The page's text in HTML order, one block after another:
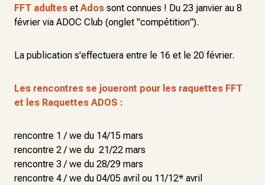
FFT adultes et Ados sont connues ! Du 23 janvier au 8
février via ADOC Club (onglet "compétition").
La publication s'effectuera entre le 16 et le 20 février.
Les rencontres se joueront pour les raquettes FFT
et les Raquettes ADOS :
rencontre 1 / we du 14/15 mars
rencontre 2 / we du 21/22 mars
rencontre 3 / we du 28/29 mars
rencontre 4 / we du 04/05 avril ou 11/12* avril